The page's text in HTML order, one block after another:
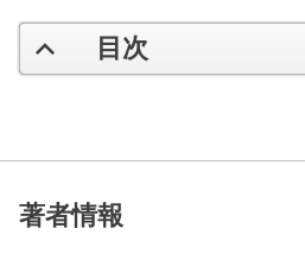
目次
著者情報